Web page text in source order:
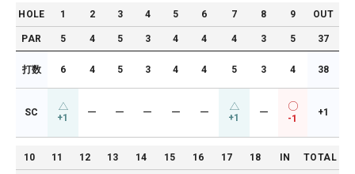
HOLE 1 2 3 4 5 6 7 8 9 OUT
PAR 5 4 5 3 4 4 4 3 5 37
打数 6 4 5 3 4 4 5 3 4 38
SC +1 ー ー ー ー ー +1 ー
-1
+1
10 11 12 13 14 15 16 17 18 IN TOTAL